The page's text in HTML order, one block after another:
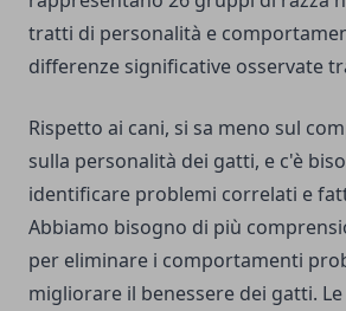
tratti di personalità e
differenze significative osservate
Rispetto ai cani, si sa meno sul
sulla personalità dei gatti, e c'è
identificare problemi correlati e
Abbiamo bisogno di più
per eliminare i comportamenti
migliorare il benessere dei gatti.